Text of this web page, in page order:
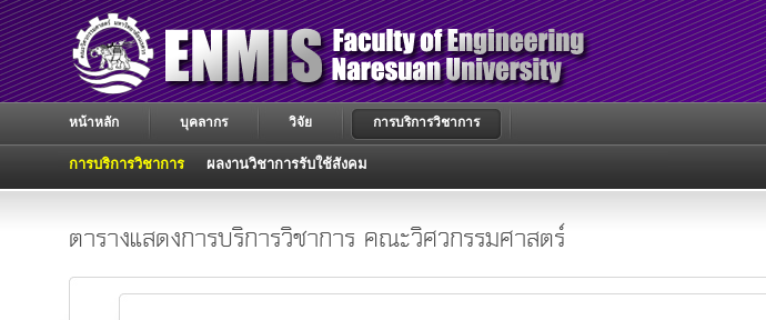
หน้าหลัก บุคลากร วิจัย การบริการวิชาการ
การบริการวิชาการ ผลงานวิชาการรับใช้สังคม
ตารางแสดงการบริการวิชาการ คณะวิศวกรรมศาสตร์